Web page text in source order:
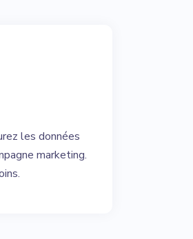
les données
marketing.